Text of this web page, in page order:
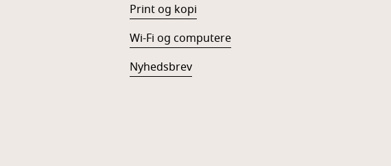
Print og kopi
Wi-Fi og computere
Nyhedsbrev